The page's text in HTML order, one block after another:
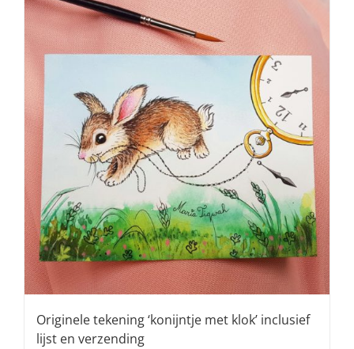
Originele tekening ‘konijntje met klok’ inclusief
lijst en verzending